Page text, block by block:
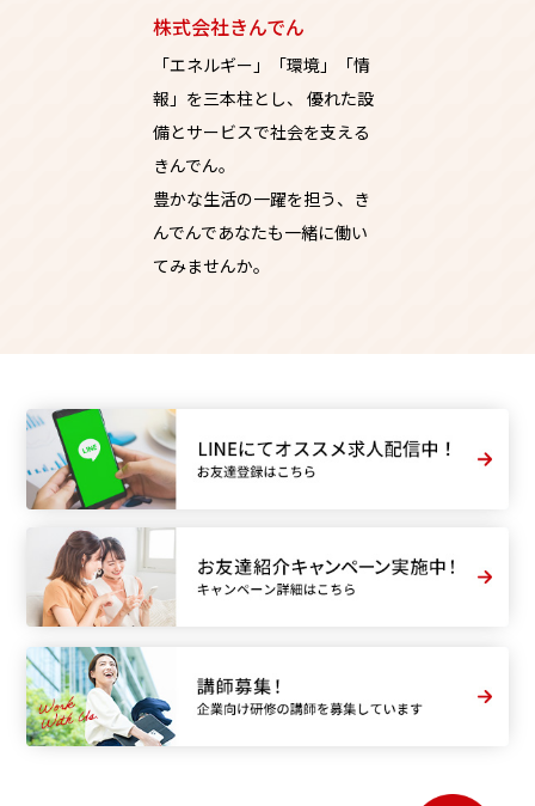
株式会社きんでん
「エネルギー」「環境」「情
報」を三本柱とし、
優れた設
備とサービスで社会を支える
きんでん。
豊かな生活の一躍を担う、き
んでんであなたも一緒に働い
てみませんか。